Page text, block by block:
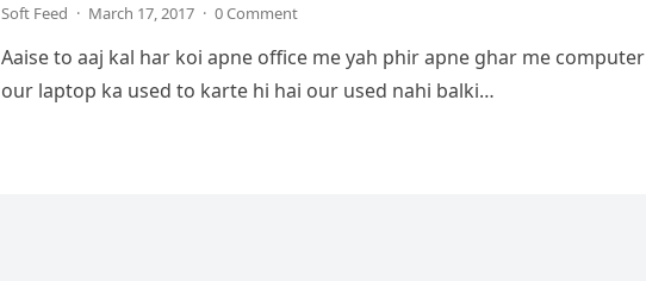
Soft Feed · March 17, 2017 · 0 Comment
Aaise to aaj kal har koi apne office me yah phir apne ghar me computer
our laptop ka used to karte hi hai our used nahi balki…